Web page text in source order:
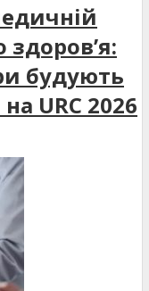
будують
URC 2026